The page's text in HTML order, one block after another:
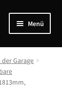
Menü
Garage